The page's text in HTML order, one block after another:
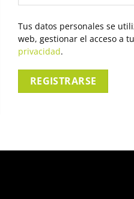
Tus datos personales se
web, gestionar el acceso a
privacidad.
REGISTRARSE